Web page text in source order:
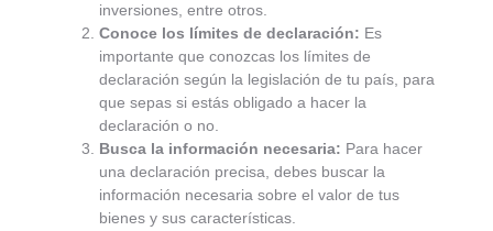
inversiones, entre otros.
Conoce los límites de declaración: Es
importante que conozcas los límites de
declaración según la legislación de tu país, para
que sepas si estás obligado a hacer la
declaración o no.
Busca la información necesaria: Para hacer
una declaración precisa, debes buscar la
información necesaria sobre el valor de tus
bienes y sus características.